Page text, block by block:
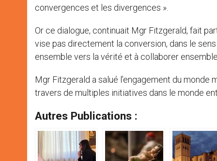
convergences et les divergences ».
Or ce dialogue, continuait Mgr Fitzgerald, fait
vise pas directement la conversion, dans le sens
ensemble vers la vérité et à collaborer
Mgr Fitzgerald a salué l’engagement du
travers de multiples initiatives dans le monde
Autres Publications :